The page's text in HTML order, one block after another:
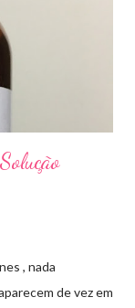
de muito
olamina que é
dermatológico
, nada
de vez em